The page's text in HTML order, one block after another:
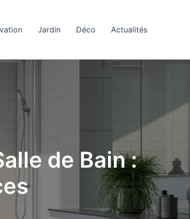
Jardin Déco Actualités
de Bain :